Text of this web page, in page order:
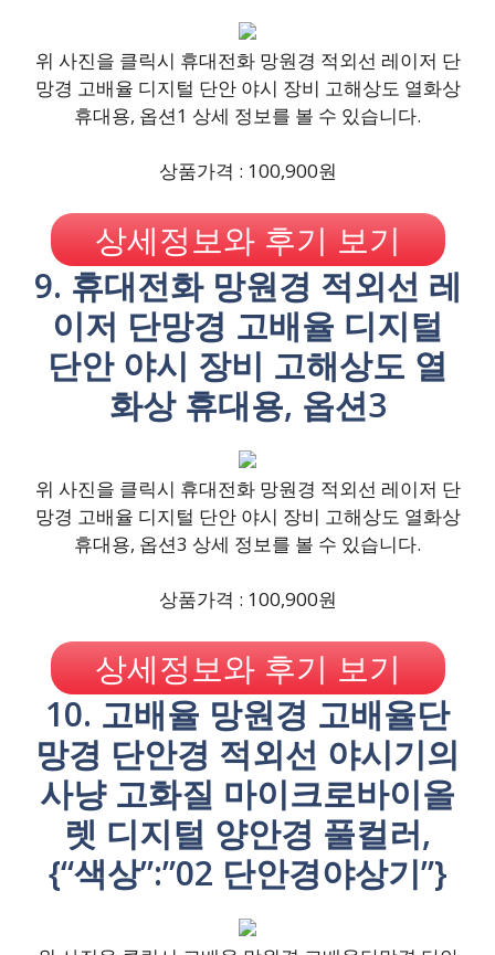
위 사진을 클릭시 휴대전화 망원경 적외선 레이저 단
망경 고배율 디지털 단안 야시 장비 고해상도 열화상
휴대용, 옵션1 상세 정보를 볼 수 있습니다.
상품가격 : 100,900원
상세정보와 후기 보기
9. 휴대전화 망원경 적외선 레
이저 단망경 고배율 디지털
단안 야시 장비 고해상도 열
화상 휴대용, 옵션3
위 사진을 클릭시 휴대전화 망원경 적외선 레이저 단
망경 고배율 디지털 단안 야시 장비 고해상도 열화상
휴대용, 옵션3 상세 정보를 볼 수 있습니다.
상품가격 : 100,900원
상세정보와 후기 보기
10. 고배율 망원경 고배율단
망경 단안경 적외선 야시기의
사냥 고화질 마이크로바이올
렛 디지털 양안경 풀컬러,
{“색상”:”02 단안경야상기”}